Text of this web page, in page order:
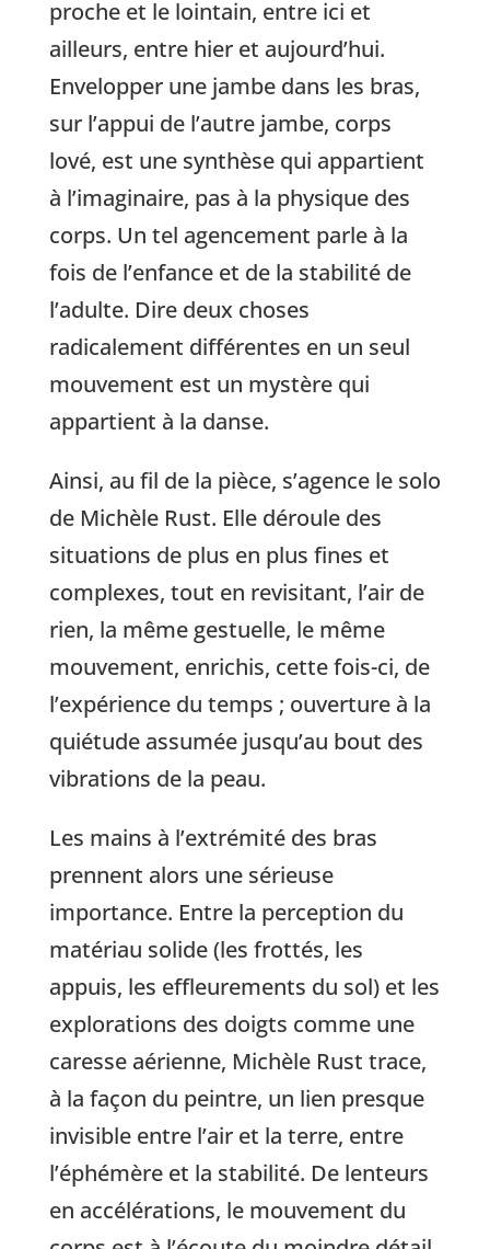
proche et le lointain, entre ici et
ailleurs, entre hier et aujourd’hui.
Envelopper une jambe dans les bras,
sur l’appui de l’autre jambe, corps
lové, est une synthèse qui appartient
à l’imaginaire, pas à la physique des
corps. Un tel agencement parle à la
fois de l’enfance et de la stabilité de
l’adulte. Dire deux choses
radicalement différentes en un seul
mouvement est un mystère qui
appartient à la danse.
Ainsi, au fil de la pièce, s’agence le solo
de Michèle Rust. Elle déroule des
situations de plus en plus fines et
complexes, tout en revisitant, l’air de
rien, la même gestuelle, le même
mouvement, enrichis, cette fois-ci, de
l’expérience du temps ; ouverture à la
quiétude assumée jusqu’au bout des
vibrations de la peau.
Les mains à l’extrémité des bras
prennent alors une sérieuse
importance. Entre la perception du
matériau solide (les frottés, les
appuis, les effleurements du sol) et les
explorations des doigts comme une
caresse aérienne, Michèle Rust trace,
à la façon du peintre, un lien presque
invisible entre l’air et la terre, entre
l’éphémère et la stabilité. De lenteurs
en accélérations, le mouvement du